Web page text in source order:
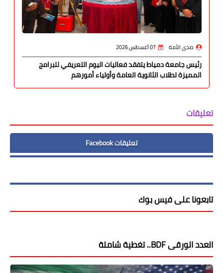
صدى الأمة 07 أغسطس 2026
رئيس جامعة دمياط يتفقد فعاليات اليوم التعريفي للبرامج
المميزة لطلاب الثانوية العامة وأولياء أمورهم
تعليقات
تعليقات Facebook
تابعونا على فيس بوك
العدد الورقى BDF.. تغطية شاملة